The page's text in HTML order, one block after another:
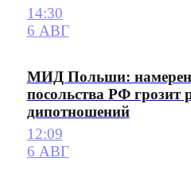
14:30
6 АВГ
МИД Польши:
посольства РФ грозит
дипотношений
12:09
6 АВГ